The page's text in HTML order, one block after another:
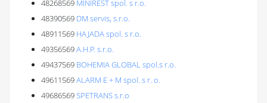
48268569 MINIREST spol. s r.o.
48390569 DM servis, s.r.o.
48911569 HAJADA spol. s r.o.
49356569A.H.P. s.r.o.
49437569 BOHEMIA GLOBAL spol.s r.o.
49611569ALARM E + M spol. s r. o.
49686569SPETRANS s.r.o